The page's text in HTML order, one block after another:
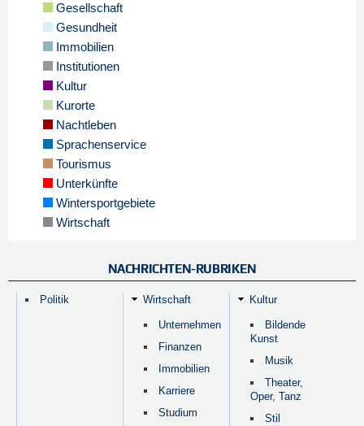
Gesellschaft
Gesundheit
Immobilien
Institutionen
Kultur
Kurorte
Nachtleben
Sprachenservice
Tourismus
Unterkünfte
Wintersportgebiete
Wirtschaft
NACHRICHTEN-RUBRIKEN
Politik Wirtschaft
Unternehmen
Finanzen
Immobilien
Karriere
Studium
Kultur
Bildende
Kunst
Musik
Theater,
Oper, Tanz
Stil